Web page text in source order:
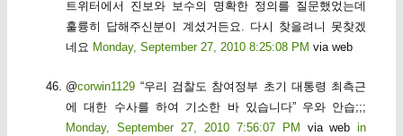
트위터에서 진보와 보수의 명확한 정의를 질문했었는데
훌륭히 답해주신분이 계셨거든요. 다시 찾을려니 못찾겠
네요 Monday, September 27, 2010 8:25:08 PM via web
@corwin1129 “우리 검찰도 참여정부 초기 대통령 최측근
에 대한 수사를 하여 기소한 바 있습니다” 우와 안습;;;
Monday, September 27, 2010 7:56:07 PM
via webin